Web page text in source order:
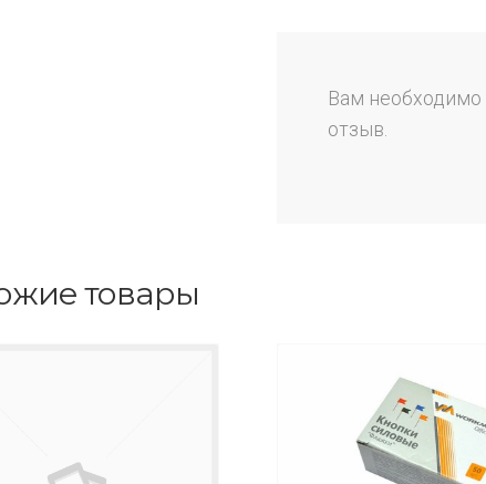
Вам необходимо
отзыв.
товары